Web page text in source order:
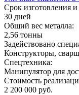
Срок изготовления и
30 дней
Общий вес металла:
2,56 тонны
Задействовано
Конструкторы,
Спецтехника:
Манипулятор для
Стоимость
2 200 000 руб.